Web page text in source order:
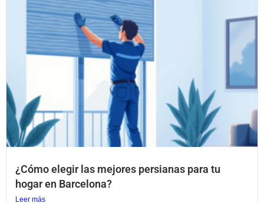
¿Cómo elegir las mejores persianas para tu
hogar en Barcelona?
Leer más